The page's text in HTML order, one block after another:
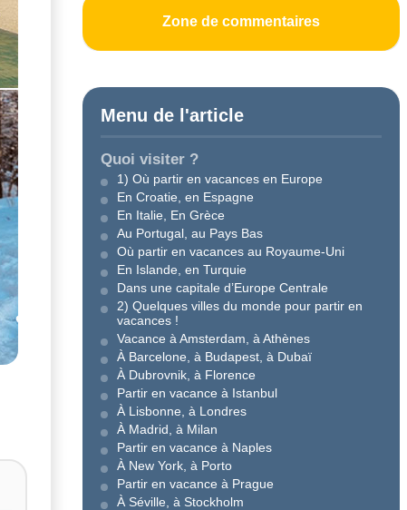
Zone de commentaires
Menu de l'article
Quoi visiter ?
1) Où partir en vacances en Europe
En Croatie, en Espagne
En Italie, En Grèce
Au Portugal, au Pays Bas
Où partir en vacances au Royaume-Uni
En Islande, en Turquie
Dans une capitale d’Europe Centrale
2) Quelques villes du monde pour partir en
vacances !
Vacance à Amsterdam, à Athènes
À Barcelone, à Budapest, à Dubaï
À Dubrovnik, à Florence
Partir en vacance à Istanbul
À Lisbonne, à Londres
À Madrid, à Milan
Partir en vacance à Naples
À New York, à Porto
Partir en vacance à Prague
À Séville, à Stockholm